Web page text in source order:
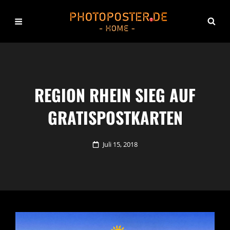
REGION RHEIN SIEG AUF
GRATISPOSTKARTEN
Posted
Juli 15, 2018